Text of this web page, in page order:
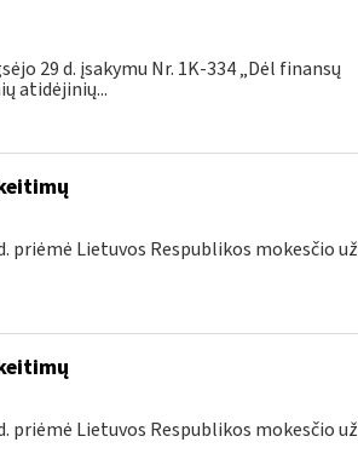
29 d. įsakymu Nr. 1K-334 „Dėl finansų
atidėjinių...
priėmė Lietuvos Respublikos mokesčio už
priėmė Lietuvos Respublikos mokesčio už